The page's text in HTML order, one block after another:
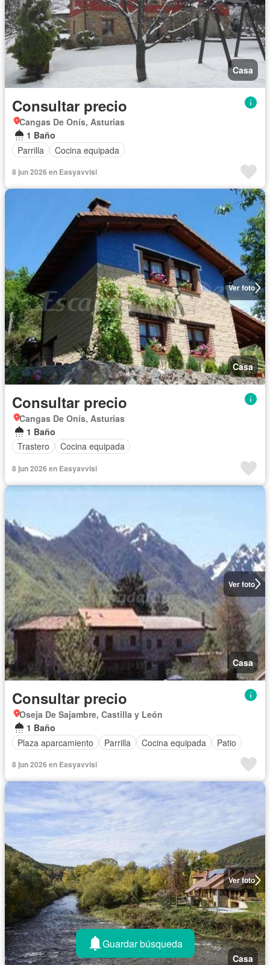
Casa
Consultar precio
Cangas De Onís, Asturias
1 Baño
Parrilla
Cocina equipada
8 jun 2026 en Easyavvisi
Ver foto
Casa
Consultar precio
Cangas De Onís, Asturias
1 Baño
Trastero
Cocina equipada
8 jun 2026 en Easyavvisi
Ver foto
Casa
Consultar precio
Oseja De Sajambre, Castilla y León
1 Baño
Plaza aparcamiento
Parrilla Cocina equipada Patio
8 jun 2026 en Easyavvisi
Ver foto
Casa
Guardar búsqueda